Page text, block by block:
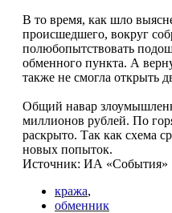
В то время, как шло
происшедшего, вокруг
полюбопытствовать
обменного пункта. А
также не смогла открыть
Общий навар
миллионов рублей. По
раскрыто. Так как схема
новых попыток.
Источник: ИА «Cобытия»
кража,
обменник